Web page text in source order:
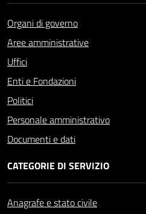
Organi di governo
Aree amministrative
Uffici
Enti e Fondazioni
Politici
Personale amministrativo
Documenti e dati
CATEGORIE DI SERVIZIO
Anagrafe e stato civile